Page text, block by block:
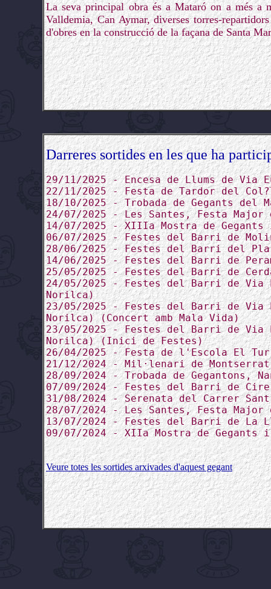
La seva principal obra és a Mataró on a més a
Valldemia, Can Aymar, diverses torres-
d'obres en la construcció de la façana de Santa
Darreres sortides en les que ha
29/11/2025 - Encesa de Llums de Via
22/11/2025 - Festa de Tardor del
18/10/2025 - Trobada de Gegants del
24/07/2025 - Les Santes, Festa Major
14/07/2025 - XIIIa Mostra de
06/07/2025 - Festes del Barri de
28/06/2025 - Festes del Barri del
14/06/2025 - Festes del Barri de
25/05/2025 - Festes del Barri de
24/05/2025 - Festes del Barri de Via
Norilca)
23/05/2025 - Festes del Barri de Via
Norilca) (Concert amb Mala Vida)
23/05/2025 - Festes del Barri de Via
Norilca) (Inici de Festes)
26/04/2025 - Festa de l'Escola El
21/12/2024 - Mil·lenari de Montserrat
28/09/2024 - Trobada de Gegantons,
07/09/2024 - Festes del Barri de
31/08/2024 - Serenata del Carrer Sant
28/07/2024 - Les Santes, Festa Major
13/07/2024 - Festes del Barri de La
09/07/2024 - XIIa Mostra de Gegants
Veure totes les sortides arxivades d'aquest gegant